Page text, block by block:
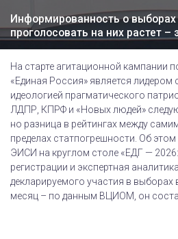
Информированность о выборах
проголосовать на них растет
На старте агитационной кампании
«Единая Россия» является
идеологией прагматического
ЛДПР, КПРФ и «Новых людей»
но разница в рейтингах между
пределах статпогрешности. Об
ЭИСИ на круглом столе «ЕДГ —
регистрации и экспертная
декларируемого участия в выборах
месяц – по данным ВЦИОМ, он